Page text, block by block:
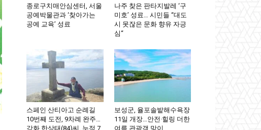
종로구치매안심센터, 서울
공예박물관과 ‘찾아가는
공예 교육’ 성료
나주 찾은 판타지발레 ‘구
미호’ 성료… 시민들 “대도
시 못잖은 문화 향유 자긍
심“
스페인 산티아고 순례길
10번째 도전, 9차례 완주…
강화 한상태(84)씨, 누적 7
보성군, 율포솔밭해수욕장
11일 개장…안전·힐링 더한
여름 관광객 맞이